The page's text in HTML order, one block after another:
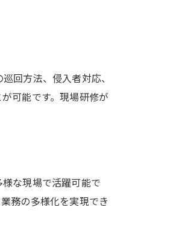
回方法、侵入者対応、
可能です。現場研修が
な現場で活躍可能で
務の多様化を実現でき